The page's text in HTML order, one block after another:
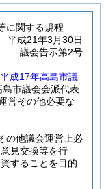
に関する規程
平成21年3月30日
議会告示第2号
成17年高島市議
島市議会会派代表
営その他必要な
の他議会運営上必
見交換等を行
することを目的